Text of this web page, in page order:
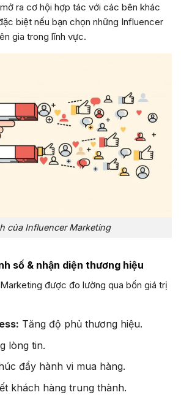
ra cơ hội hợp tác với các bên khác
biệt nếu bạn chọn những Influencer
gia trong lĩnh vực.
của Influencer Marketing
số & nhận diện thương hiệu
được đo lường qua bốn giá trị
Tăng độ phủ thương hiệu.
lòng tin.
đẩy hành vi mua hàng.
khách hàng trung thành.